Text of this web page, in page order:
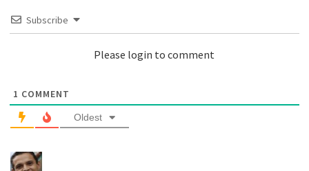
Subscribe
Please login to comment
1 COMMENT
Oldest